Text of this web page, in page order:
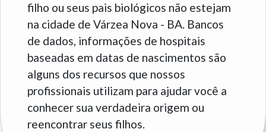
filho ou seus pais biológicos não estejam
na cidade de Várzea Nova - BA. Bancos
de dados, informações de hospitais
baseadas em datas de nascimentos são
alguns dos recursos que nossos
profissionais utilizam para ajudar você a
conhecer sua verdadeira origem ou
reencontrar seus filhos.